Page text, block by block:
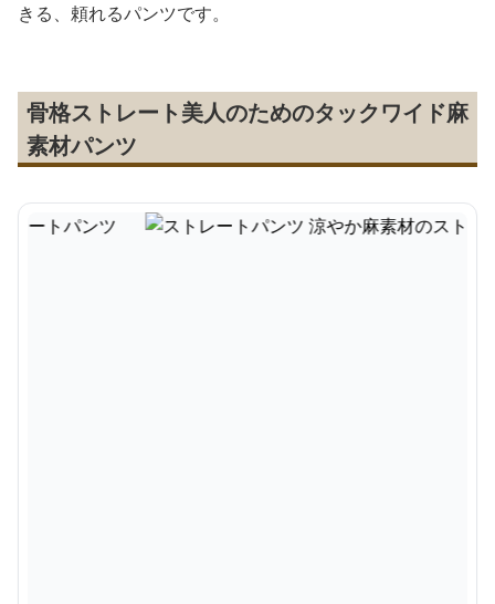
きる、頼れるパンツです。
骨格ストレート美人のためのタックワイド麻
素材パンツ